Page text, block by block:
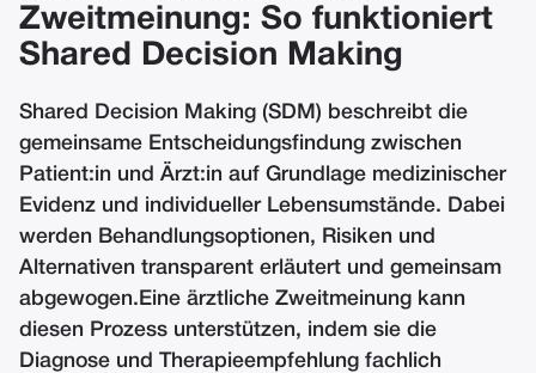
Zweitmeinung: So funktioniert
Shared Decision Making
Shared Decision Making (SDM) beschreibt die
gemeinsame Entscheidungsfindung zwischen
Patient:in und Ärzt:in auf Grundlage medizinischer
Evidenz und individueller Lebensumstände. Dabei
werden Behandlungsoptionen, Risiken und
Alternativen transparent erläutert und gemeinsam
abgewogen.Eine ärztliche Zweitmeinung kann
diesen Prozess unterstützen, indem sie die
Diagnose und Therapieempfehlung fachlich